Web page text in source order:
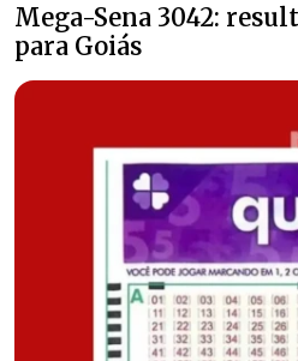
Mega-Sena 3042:
para Goiás